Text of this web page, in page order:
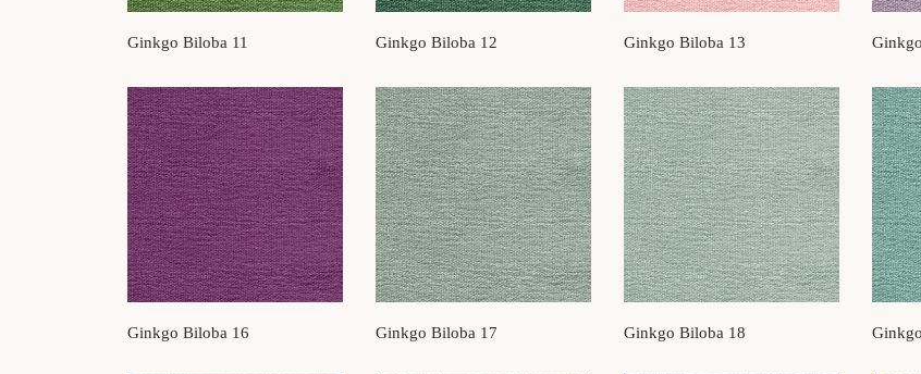
Ginkgo Biloba 11 Ginkgo Biloba 12 Ginkgo Biloba 13
Ginkgo Biloba 16 Ginkgo Biloba 17 Ginkgo Biloba 18